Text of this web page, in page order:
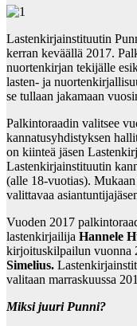
Lastenkirjainstituutin
kerran keväällä 2017.
nuortenkirjan tekijälle
lasten- ja
se tullaan jakamaan
Palkintoraadin valitsee
kannatusyhdistyksen
on kiinteä jäsen
Lastenkirjainstituutin
(alle 18-vuotias).
valittavaa
Vuoden 2017
lastenkirjailija Hannele
kirjoituskilpailun vuonna
Simelius.
valitaan marraskuussa
Miksi juuri Punni?